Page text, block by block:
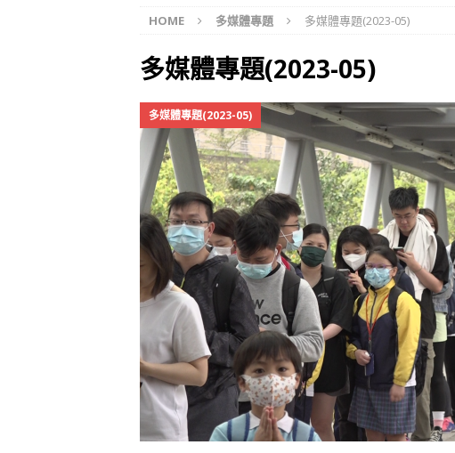
HOME 多媒體專題 多媒體專題(2023-05)
多媒體專題(2023-05)
多媒體專題(2023-05)